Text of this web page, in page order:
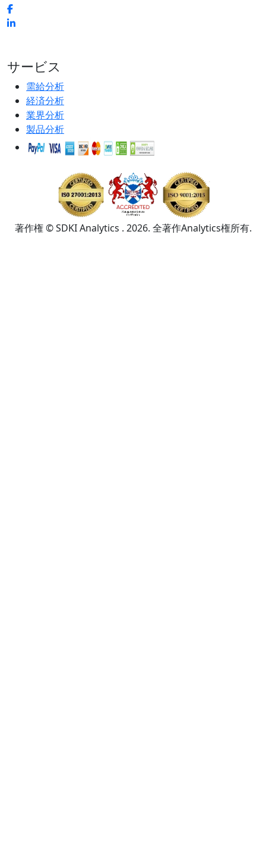
サービス
需給分析
経済分析
業界分析
製品分析
著作権 © SDKI Analytics . 2026. 全著作Analytics権所有.